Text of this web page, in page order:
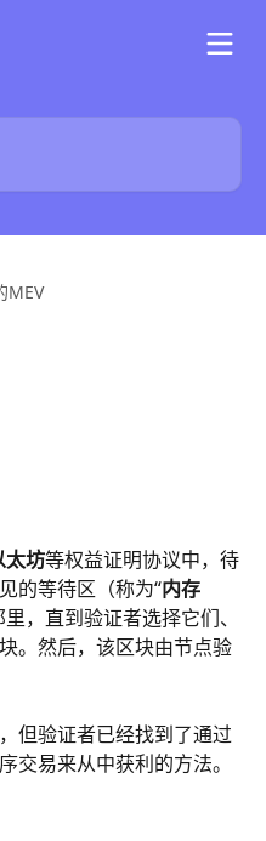
MEV
太坊等权益证明协议中，待
的等待区（称为“内存
，直到验证者选择它们、
。然后，该区块由节点验
但验证者已经找到了通过
交易来从中获利的方法。